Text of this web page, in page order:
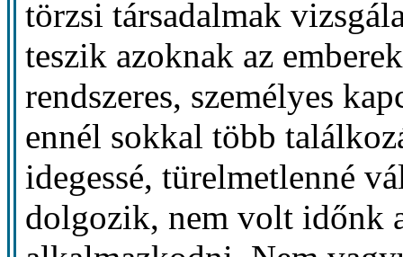
törzsi társadalmak
teszik azoknak az
rendszeres, személyes
ennél sokkal több
idegessé, türelmetlenné
dolgozik, nem volt időnk